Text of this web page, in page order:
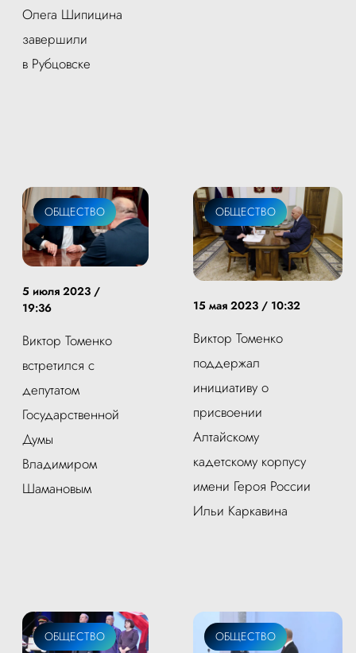
Олега Шипицина
завершили
в Рубцовске
ОБЩЕСТВО
5 июля 2023 /
19:36
Виктор Томенко
встретился с
депутатом
Государственной
Думы
Владимиром
Шамановым
ОБЩЕСТВО
15 мая 2023 / 10:32
Виктор Томенко
поддержал
инициативу о
присвоении
Алтайскому
кадетскому корпусу
имени Героя России
Ильи Каркавина
ОБЩЕСТВО ОБЩЕСТВО